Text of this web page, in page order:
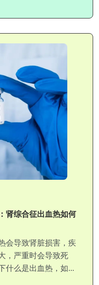
肾综合征出血热如何
会导致肾脏损害，疾
，严重时会导致死
什么是出血热，如...